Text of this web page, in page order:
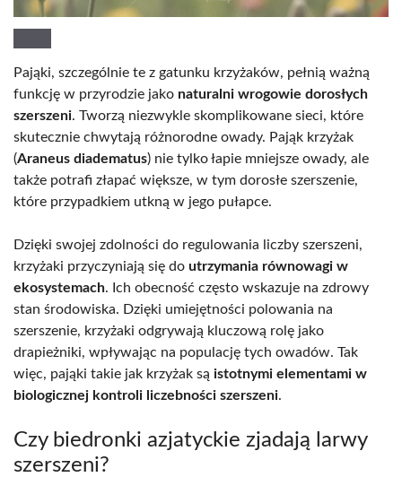
Pająki, szczególnie te z gatunku krzyżaków, pełnią ważną
funkcję w przyrodzie jako naturalni wrogowie dorosłych
szerszeni. Tworzą niezwykle skomplikowane sieci, które
skutecznie chwytają różnorodne owady. Pająk krzyżak
(Araneus diadematus) nie tylko łapie mniejsze owady, ale
także potrafi złapać większe, w tym dorosłe szerszenie,
które przypadkiem utkną w jego pułapce.
Dzięki swojej zdolności do regulowania liczby szerszeni,
krzyżaki przyczyniają się do utrzymania równowagi w
ekosystemach. Ich obecność często wskazuje na zdrowy
stan środowiska. Dzięki umiejętności polowania na
szerszenie, krzyżaki odgrywają kluczową rolę jako
drapieżniki, wpływając na populację tych owadów. Tak
więc, pająki takie jak krzyżak są istotnymi elementami w
biologicznej kontroli liczebności szerszeni.
Czy biedronki azjatyckie zjadają larwy
szerszeni?